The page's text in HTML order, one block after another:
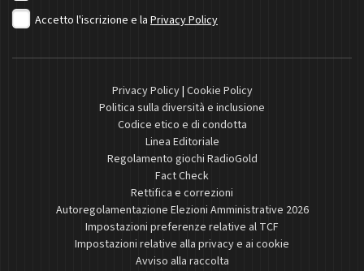
Accetto l'iscrizione e la Privacy Policy
Privacy Policy| Cookie Policy
Politica sulla diversità e inclusione
Codice etico e di condotta
Linea Editoriale
Regolamento giochi RadioGold
Fact Check
Rettifica e correzioni
Autoregolamentazione Elezioni Amministrative 2026
Impostazioni preferenze relative al TCF
Impostazioni relative alla privacy e ai cookie
Avviso alla raccolta